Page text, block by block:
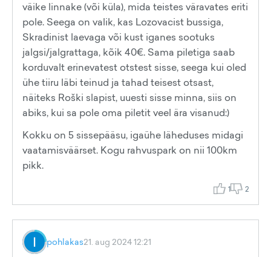
väike linnake (või küla), mida teistes väravates eriti
pole. Seega on valik, kas Lozovacist bussiga,
Skradinist laevaga või kust iganes sootuks
jalgsi/jalgrattaga, kõik 40€. Sama piletiga saab
korduvalt erinevatest otstest sisse, seega kui oled
ühe tiiru läbi teinud ja tahad teisest otsast,
näiteks Roški slapist, uuesti sisse minna, siis on
abiks, kui sa pole oma piletit veel ära visanud:)
Kokku on 5 sissepääsu, igaühe läheduses midagi
vaatamisväärset. Kogu rahvuspark on nii 100km
pikk.
1 2
pohlakas21. aug 2024 12:21